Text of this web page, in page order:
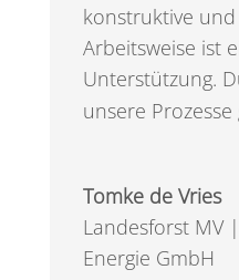
konstruktive
Arbeitsweise ist
Unterstützung.
unsere
Tomke de Vries
Landesforst MV
Energie GmbH